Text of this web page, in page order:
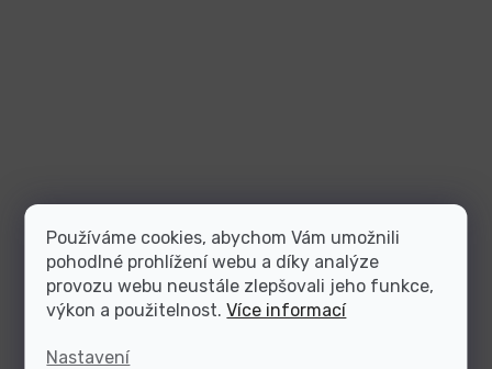
Používáme cookies, abychom Vám umožnili
pohodlné prohlížení webu a díky analýze
provozu webu neustále zlepšovali jeho funkce,
výkon a použitelnost.Více informací
Nastavení